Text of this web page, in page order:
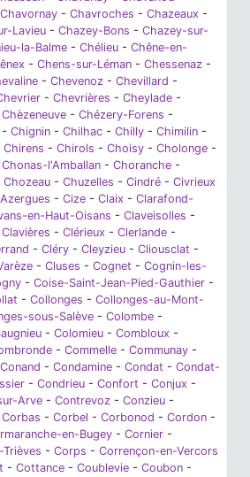
Chavornay - Chavroches - Chazeaux -
Lavieu - Chazey-Bons - Chazey-sur-
la-Balme - Chélieu - Chêne-en-
- Chens-sur-Léman - Chessenaz -
- Chevenoz - Chevillard -
- Chevrières - Cheylade -
Chèzeneuve - Chézery-Forens -
- Chignin - Chilhac - Chilly - Chimilin -
Chirens - Chirols - Choisy - Cholonge -
Chonas-l'Amballan - Choranche -
Chozeau - Chuzelles - Cindré - Civrieux
- Cize - Claix - Clarafond-
en-Haut-Oisans - Claveisolles -
Clavières - Clérieux - Clerlande -
- Cléry - Cleyzieu - Cliousclat -
- Cluses - Cognet - Cognin-les-
- Coise-Saint-Jean-Pied-Gauthier -
- Collonges - Collonges-au-Mont-
sous-Salève - Colombe -
- Colomieu - Combloux -
- Commelle - Communay -
Conand - Condamine - Condat - Condat-
- Condrieu - Confort - Conjux -
Arve - Contrevoz - Conzieu -
Corbas - Corbel - Corbonod - Cordon -
en-Bugey - Cornier -
- Corps - Corrençon-en-Vercors
- Cottance - Coublevie - Coubon -